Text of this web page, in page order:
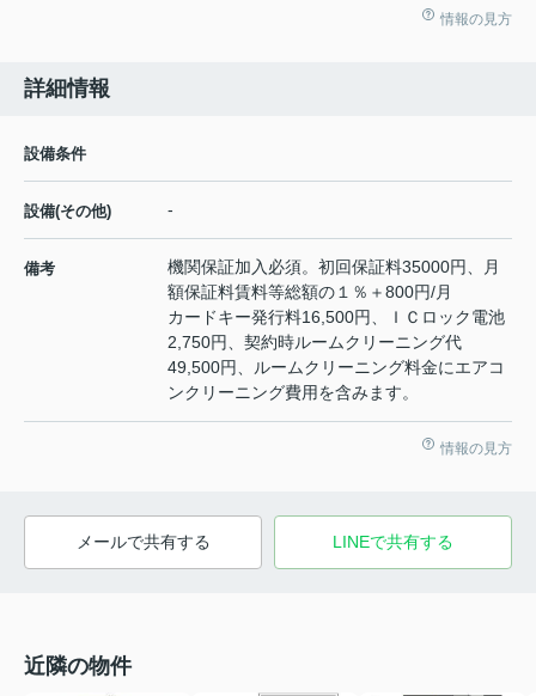
情報の見方
詳細情報
設備条件
設備(その他) -
備考
機関保証加入必須。初回保証料35000円、月
額保証料賃料等総額の１％＋800円/月
カードキー発行料16,500円、ＩＣロック電池
2,750円、契約時ルームクリーニング代
49,500円、ルームクリーニング料金にエアコ
ンクリーニング費用を含みます。
情報の見方
メールで共有する LINEで共有する
近隣の物件